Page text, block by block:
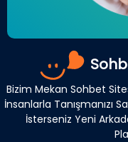
Bizim Mekan Sohbet
İnsanlarla Tanışmanızı
İsterseniz Yeni